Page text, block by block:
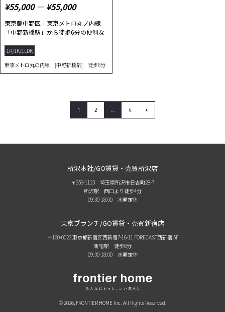
¥55,000 ― ¥55,000
東京都中野区｜東京メトロ丸ノ内線
「中野新橋駅」から徒歩6分の便利な
1R/1K/1LDK
東京メトロ丸の内線 [中野新橋駅] 徒歩6分
1 2 … 4 ›
所沢本社/GO賃貸・売買所沢店
〒359-1123 埼玉県所沢市日吉町28-7
所沢駅 西口より徒歩4分
09:30-18:00 水曜定休
東京ブランチ/GO賃貸・売買新宿店
〒160-0023 東京都新宿区西新宿7-16-11 FORECAST西新宿 5F
新宿駅 徒歩8分
09:30-18:00 水曜定休
© 2026, FRONTIER HOME Inc. All Rights Reserved.